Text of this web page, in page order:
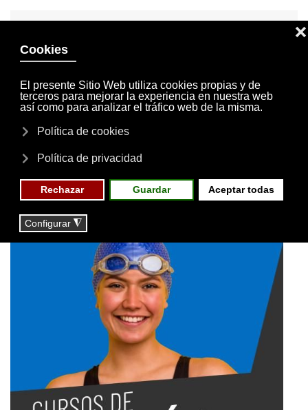
INVITACIONES
MI CUENTA
Actividades
Actividades de agua
2025/2026